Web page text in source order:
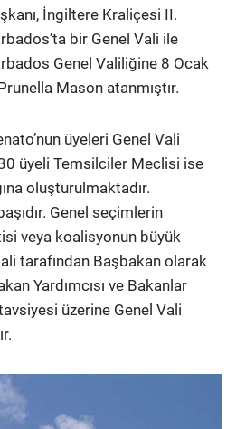
İngiltere Kraliçesi II.
bir Genel Vali ile
Genel Valiliğine 8 Ocak
Mason atanmıştır.
üyeleri Genel Vali
üyeli Temsilciler Meclisi ise
oluşturulmaktadır.
Genel seçimlerin
veya koalisyonun büyük
tarafından Başbakan olarak
Yardımcısı ve Bakanlar
üzerine Genel Vali